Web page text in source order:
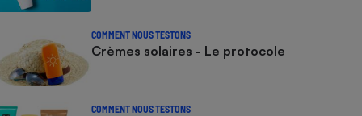
COMMENT NOUS TESTONS
Crèmes solaires - Le protocole
COMMENT NOUS TESTONS